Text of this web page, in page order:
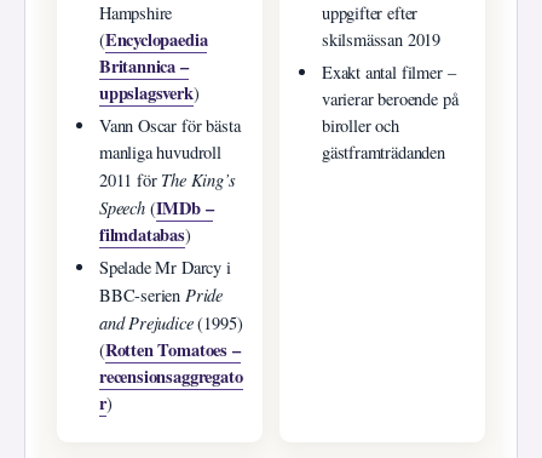
Hampshire
(Encyclopaedia
Britannica –
uppslagsverk)
Vann Oscar för bästa
manliga huvudroll
2011 för The King’s
Speech(IMDb –
filmdatabas)
Spelade Mr Darcy i
BBC-serien Pride
and Prejudice(1995)
(Rotten Tomatoes –
recensionsaggregato
r)
uppgifter efter
skilsmässan 2019
Exakt antal filmer –
varierar beroende på
biroller och
gästframträdanden